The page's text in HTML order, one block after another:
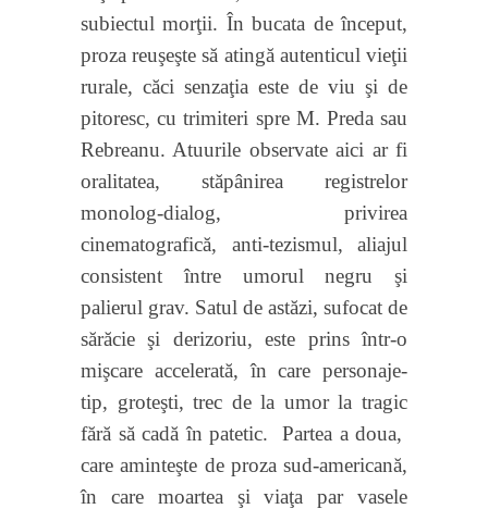
subiectul morţii. În bucata de început,
proza reuşeşte să atingă autenticul vieţii
rurale, căci senzaţia este de viu şi de
pitoresc, cu trimiteri spre M. Preda sau
Rebreanu. Atuurile observate aici ar fi
oralitatea, stăpânirea registrelor
monolog-dialog, privirea
cinematografică, anti-tezismul, aliajul
consistent între umorul negru şi
palierul grav. Satul de astăzi, sufocat de
sărăcie şi derizoriu, este prins într-o
mişcare accelerată, în care personaje-
tip, groteşti, trec de la umor la tragic
fără să cadă în patetic.
Partea a doua,
care aminteşte de proza sud-americană,
în care moartea şi viaţa par vasele